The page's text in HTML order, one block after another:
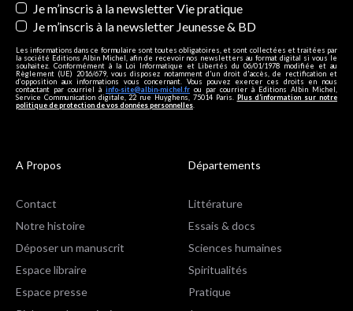
Je m’inscris à la newsletter Vie pratique
Je m’inscris à la newsletter Jeunesse & BD
Les informations dans ce formulaire sont toutes obligatoires, et sont collectées et traitées par
la société Editions Albin Michel, afin de recevoir nos newsletters au format digital si vous le
souhaitez. Conformément à la Loi Informatique et Libertés du 06/01/1978 modifiée et au
Règlement (UE) 2016/679, vous disposez notamment d'un droit d'accès, de rectification et
d’opposition aux informations vous concernant. Vous pouvez exercer ces droits en nous
contactant par courriel à info-site@albin-michel.fr ou par courrier à Editions Albin Michel,
Service Communication digitale, 22 rue Huyghens, 75014 Paris. Plus d’information sur notre
politique de protection de vos données personnelles.
A Propos
Contact
Notre histoire
Déposer un manuscrit
Espace libraire
Espace presse
Départements
Littérature
Essais & docs
Sciences humaines
Spiritualités
Pratique